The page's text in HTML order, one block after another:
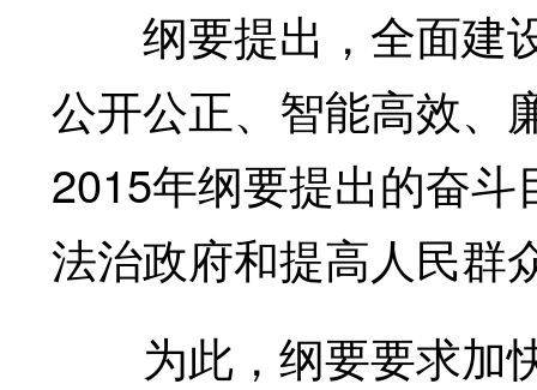
纲要提出，全面建
公开公正、智能高效、
2015年纲要提出的奋
法治政府和提高人民群
为此，纲要要求加